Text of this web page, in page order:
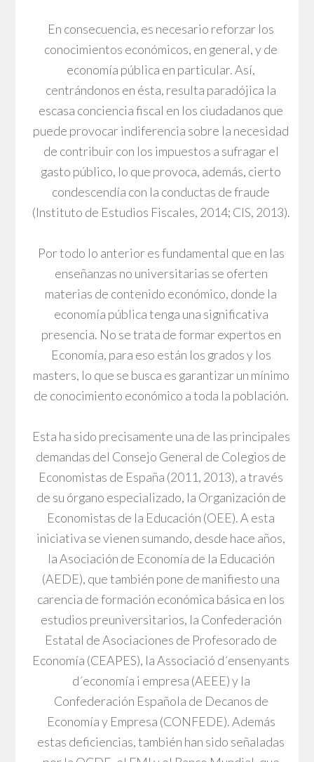
En consecuencia, es necesario reforzar los
conocimientos económicos, en general, y de
economía pública en particular. Así,
centrándonos en ésta, resulta paradójica la
escasa conciencia fiscal en los ciudadanos que
puede provocar indiferencia sobre la necesidad
de contribuir con los impuestos a sufragar el
gasto público, lo que provoca, además, cierto
condescendía con la conductas de fraude
(Instituto de Estudios Fiscales, 2014; CIS, 2013).
Por todo lo anterior es fundamental que en las
enseñanzas no universitarias se oferten
materias de contenido económico, donde la
economía pública tenga una significativa
presencia. No se trata de formar expertos en
Economía, para eso están los grados y los
masters, lo que se busca es garantizar un mínimo
de conocimiento económico a toda la población.
Esta ha sido precisamente una de las principales
demandas del Consejo General de Colegios de
Economistas de España (2011, 2013), a través
de su órgano especializado, la Organización de
Economistas de la Educación (OEE). A esta
iniciativa se vienen sumando, desde hace años,
la Asociación de Economía de la Educación
(AEDE), que también pone de manifiesto una
carencia de formación económica básica en los
estudios preuniversitarios, la Confederación
Estatal de Asociaciones de Profesorado de
Economía (CEAPES), la Associació d´ensenyants
d´economía i empresa (AEEE) y la
Confederación Española de Decanos de
Economía y Empresa (CONFEDE). Además
estas deficiencias, también han sido señaladas